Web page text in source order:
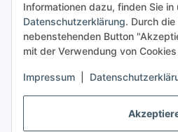
Informationen dazu, finden Sie in
Datenschutzerklärung. Durch
nebenstehenden Button
mit der Verwendung von
Impressum